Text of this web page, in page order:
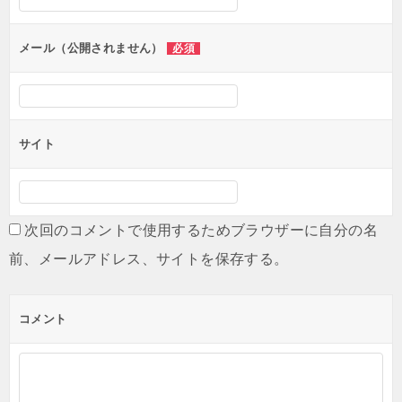
ンメール（公開されません） 必須
サイト
次回のコメントで使用するためブラウザーに自分の名
前、メールアドレス、サイトを保存する。
コメント